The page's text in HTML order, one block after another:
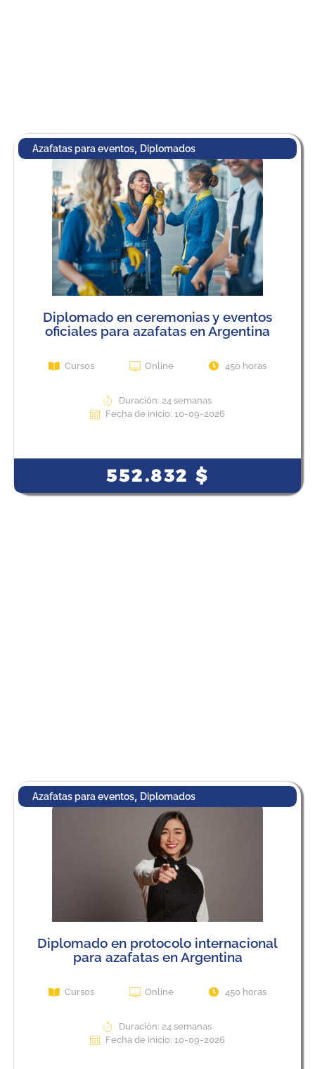
Azafatas para eventos, Diplomados
Diplomado en ceremonias y eventos
oficiales para azafatas en Argentina
Cursos Online 450 horas
Duración: 24 semanas
Fecha de inicio: 10-09-2026
552.832 $
Azafatas para eventos, Diplomados
Diplomado en protocolo internacional
para azafatas en Argentina
Cursos Online 450 horas
Duración: 24 semanas
Fecha de inicio: 10-09-2026